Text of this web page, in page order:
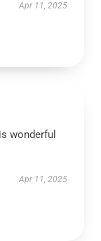
Apr 11, 2025
wonderful
Apr 11, 2025